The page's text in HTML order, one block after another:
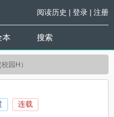
阅读历史 | 登录| 注册
本 搜索
园H）
连载